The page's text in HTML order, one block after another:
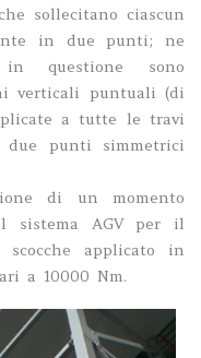
sollecitano ciascun
in due punti; ne
questione sono
verticali puntuali (di
a tutte le travi
punti simmetrici
di un momento
sistema AGV per il
scocche applicato in
a 10000 Nm.